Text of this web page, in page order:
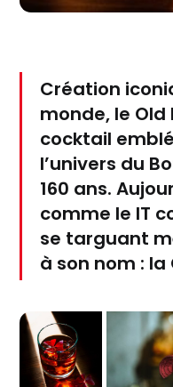
Création
monde, le Old
cocktail
l’univers du
160 ans.
comme le IT
se targuant
à son nom : la